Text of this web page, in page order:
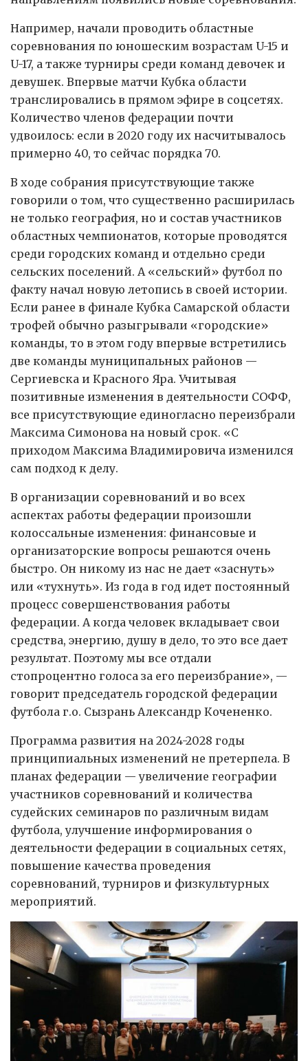
Например, начали проводить областные
соревнования по юношеским возрастам U-15 и
U-17, а также турниры среди команд девочек и
девушек. Впервые матчи Кубка области
транслировались в прямом эфире в соцсетях.
Количество членов федерации почти
удвоилось: если в 2020 году их насчитывалось
примерно 40, то сейчас порядка 70.
В ходе собрания присутствующие также
говорили о том, что существенно расширилась
не только география, но и состав участников
областных чемпионатов, которые проводятся
среди городских команд и отдельно среди
сельских поселений. А «сельский» футбол по
факту начал новую летопись в своей истории.
Если ранее в финале Кубка Самарской области
трофей обычно разыгрывали «городские»
команды, то в этом году впервые встретились
две команды муниципальных районов —
Сергиевска и Красного Яра. Учитывая
позитивные изменения в деятельности СОФФ,
все присутствующие единогласно переизбрали
Максима Симонова на новый срок. «С
приходом Максима Владимировича изменился
сам подход к делу.
В организации соревнований и во всех
аспектах работы федерации произошли
колоссальные изменения: финансовые и
организаторские вопросы решаются очень
быстро. Он никому из нас не дает «заснуть»
или «тухнуть». Из года в год идет постоянный
процесс совершенствования работы
федерации. А когда человек вкладывает свои
средства, энергию, душу в дело, то это все дает
результат. Поэтому мы все отдали
стопроцентно голоса за его переизбрание», —
говорит председатель городской федерации
футбола г.о. Сызрань Александр Кочененко.
Программа развития на 2024-2028 годы
принципиальных изменений не претерпела. В
планах федерации — увеличение географии
участников соревнований и количества
судейских семинаров по различным видам
футбола, улучшение информирования о
деятельности федерации в социальных сетях,
повышение качества проведения
соревнований, турниров и физкультурных
мероприятий.